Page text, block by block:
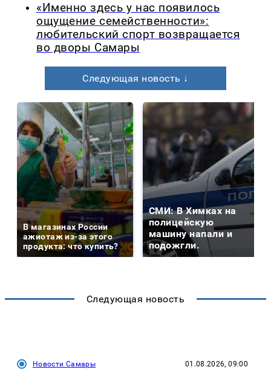
«Именно здесь у нас появилось
ощущение семейственности»:
любительский спорт возвращается
во дворы Самары
Следующая новость ↓
В магазинах России
ажиотаж из-за этого
продукта: что купить?
СМИ: В Химках на
полицейскую
машину напали и
подожгли.
Следующая новость
Новости Самары 01.08.2026, 09:00